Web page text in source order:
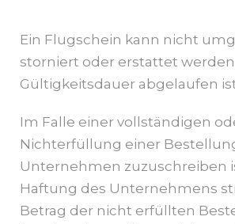
Ein Flugschein kann nicht
storniert oder erstattet
Gültigkeitsdauer abgelaufen
Im Falle einer vollständigen
Nichterfüllung einer
Unternehmen zuzuschreiben
Haftung des Unternehmens
Betrag der nicht erfüllten